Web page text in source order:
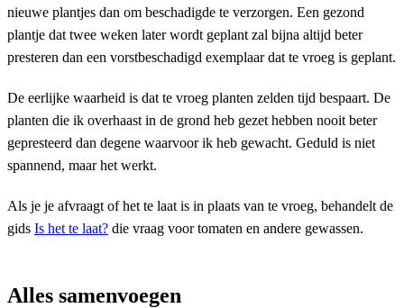
nieuwe plantjes dan om beschadigde te verzorgen. Een gezond
plantje dat twee weken later wordt geplant zal bijna altijd beter
presteren dan een vorstbeschadigd exemplaar dat te vroeg is geplant.
De eerlijke waarheid is dat te vroeg planten zelden tijd bespaart. De
planten die ik overhaast in de grond heb gezet hebben nooit beter
gepresteerd dan degene waarvoor ik heb gewacht. Geduld is niet
spannend, maar het werkt.
Als je je afvraagt of het te laat is in plaats van te vroeg, behandelt de
gids Is het te laat? die vraag voor tomaten en andere gewassen.
Alles samenvoegen